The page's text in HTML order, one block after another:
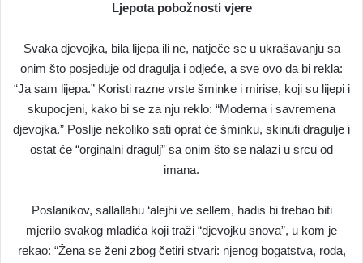
Ljepota pobožnosti vjere
Svaka djevojka, bila lijepa ili ne, natječe se u ukrašavanju sa
onim što posjeduje od dragulja i odjeće, a sve ovo da bi rekla:
“Ja sam lijepa.” Koristi razne vrste šminke i mirise, koji su lijepi i
skupocjeni, kako bi se za nju reklo: “Moderna i savremena
djevojka.” Poslije nekoliko sati oprat će šminku, skinuti dragulje i
ostat će “orginalni dragulj” sa onim što se nalazi u srcu od
imana.
Poslanikov, sallallahu ‘alejhi ve sellem, hadis bi trebao biti
mjerilo svakog mladića koji traži “djevojku snova”, u kom je
rekao: “Žena se ženi zbog četiri stvari: njenog bogatstva, roda,